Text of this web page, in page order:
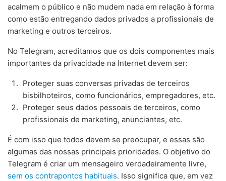
acalmem o público e não mudem nada em relação à forma
como estão entregando dados privados a profissionais de
marketing e outros terceiros.
No Telegram, acreditamos que os dois componentes mais
importantes da privacidade na Internet devem ser:
Proteger suas conversas privadas de terceiros
bisbilhoteiros, como funcionários, empregadores, etc.
Proteger seus dados pessoais de terceiros, como
profissionais de marketing, anunciantes, etc.
É com isso que todos devem se preocupar, e essas são
algumas das nossas principais prioridades. O objetivo do
Telegram é criar um mensageiro verdadeiramente livre,
sem os contrapontos habituais. Isso significa que, em vez